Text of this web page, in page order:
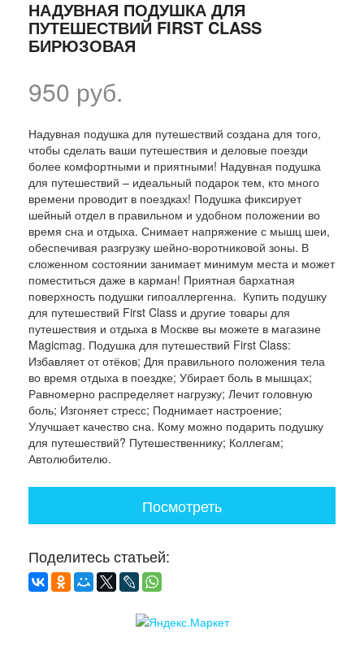
НАДУВНАЯ ПОДУШКА ДЛЯ
ПУТЕШЕСТВИЙ FIRST CLASS
БИРЮЗОВАЯ
950 руб.
Надувная подушка для путешествий создана для того,
чтобы сделать ваши путешествия и деловые поезди
более комфортными и приятными! Надувная подушка
для путешествий – идеальный подарок тем, кто много
времени проводит в поездках! Подушка фиксирует
шейный отдел в правильном и удобном положении во
время сна и отдыха. Снимает напряжение с мышц шеи,
обеспечивая разгрузку шейно-воротниковой зоны. В
сложенном состоянии занимает минимум места и может
поместиться даже в карман! Приятная бархатная
поверхность подушки гипоаллергенна. Купить подушку
для путешествий First Class и другие товары для
путешествия и отдыха в Москве вы можете в магазине
Magicmag. Подушка для путешествий First Class:
Избавляет от отёков; Для правильного положения тела
во время отдыха в поездке; Убирает боль в мышцах;
Равномерно распределяет нагрузку; Лечит головную
боль; Изгоняет стресс; Поднимает настроение;
Улучшает качество сна. Кому можно подарить подушку
для путешествий? Путешественнику; Коллегам;
Автолюбителю.
Посмотреть
Поделитесь статьей: